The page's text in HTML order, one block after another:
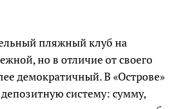
пляжный клуб на
но в отличие от своего
демократичный. В «Острове»
депозитную систему: сумму,